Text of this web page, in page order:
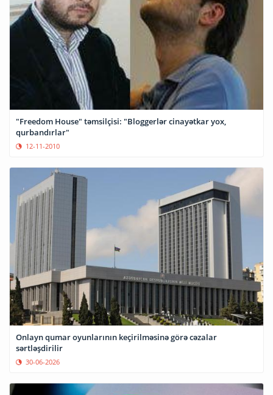
"Freedom House" təmsilçisi: "Bloggerlər cinayətkar yox,
qurbandırlar"
12-11-2010
Onlayn qumar oyunlarının keçirilməsinə görə cəzalar
sərtləşdirilir
30-06-2026